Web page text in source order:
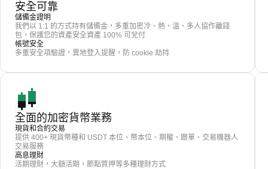
安全可靠
儲備金證明
我們以 1:1 的方式持有儲備金，多重加密冷、熱、溫、多人協作離錢
包，保護您的資產安全資產 100% 可兌付
帳號安全
多重安全項驗證，異地登入提醒，防 cookie 劫持
全面的加密貨幣業務
現貨和合約交易
提供 400+ 現貨幣種和 USDT 本位、幣本位、期權、跟單、交易機器人
交易服務
高息理財
活期理財，大額活期，節點質押等多種理財方式